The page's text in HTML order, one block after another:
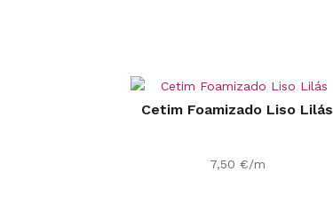
Cetim Foamizado Liso Lilás
7,50 €/m